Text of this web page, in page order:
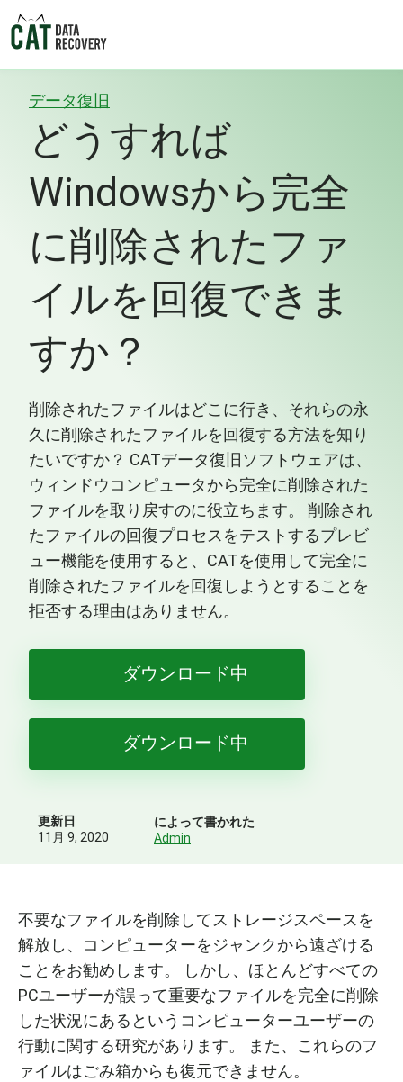
データ復旧
どうすれば
Windowsから完全
に削除されたファ
イルを回復できま
すか？
削除されたファイルはどこに行き、それらの永
久に削除されたファイルを回復する方法を知り
たいですか？ CATデータ復旧ソフトウェアは、
ウィンドウコンピュータから完全に削除された
ファイルを取り戻すのに役立ちます。 削除され
たファイルの回復プロセスをテストするプレビ
ュー機能を使用すると、CATを使用して完全に
削除されたファイルを回復しようとすることを
拒否する理由はありません。
ダウンロード中
ダウンロード中
更新日
11月 9, 2020
によって書かれた
Admin
不要なファイルを削除してストレージスペースを
解放し、コンピューターをジャンクから遠ざける
ことをお勧めします。 しかし、ほとんどすべての
PCユーザーが誤って重要なファイルを完全に削除
した状況にあるというコンピューターユーザーの
行動に関する研究があります。 また、これらのフ
ァイルはごみ箱からも復元できません。